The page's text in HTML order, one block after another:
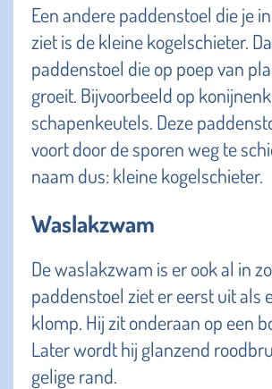
Een andere paddenstoel die je
ziet is de kleine kogelschieter.
paddenstoel die op poep van
groeit. Bijvoorbeeld op
schapenkeutels. Deze
voort door de sporen weg te
naam dus: kleine kogelschieter.
Waslakzwam
De waslakzwam is er ook al in
paddenstoel ziet er eerst uit als
klomp. Hij zit onderaan op een
Later wordt hij glanzend
gelige rand.